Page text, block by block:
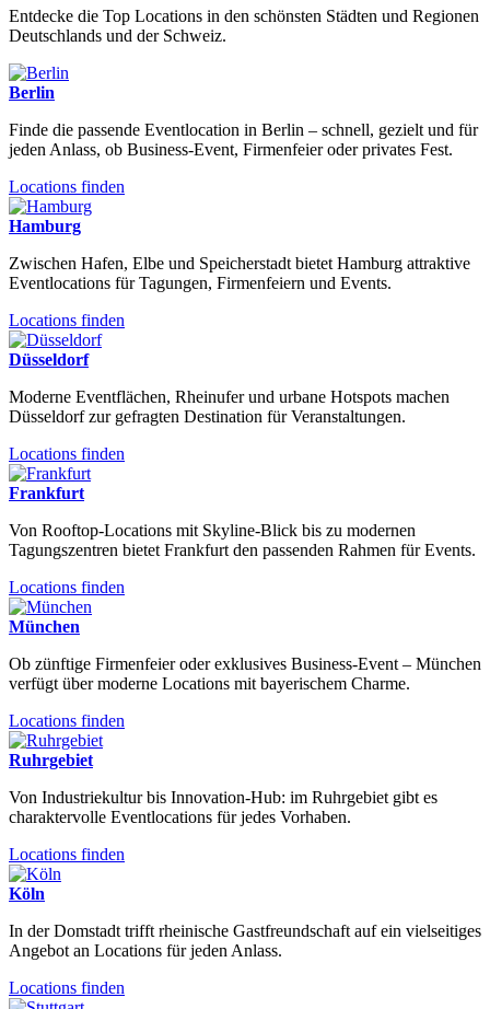
Entdecke die Top Locations in den schönsten Städten und Regionen
Deutschlands und der Schweiz.
Berlin
Finde die passende Eventlocation in Berlin – schnell, gezielt und für
jeden Anlass, ob Business-Event, Firmenfeier oder privates Fest.
Locations finden
Hamburg
Zwischen Hafen, Elbe und Speicherstadt bietet Hamburg attraktive
Eventlocations für Tagungen, Firmenfeiern und Events.
Locations finden
Düsseldorf
Moderne Eventflächen, Rheinufer und urbane Hotspots machen
Düsseldorf zur gefragten Destination für Veranstaltungen.
Locations finden
Frankfurt
Von Rooftop-Locations mit Skyline-Blick bis zu modernen
Tagungszentren bietet Frankfurt den passenden Rahmen für Events.
Locations finden
München
Ob zünftige Firmenfeier oder exklusives Business-Event – München
verfügt über moderne Locations mit bayerischem Charme.
Locations finden
Ruhrgebiet
Von Industriekultur bis Innovation-Hub: im Ruhrgebiet gibt es
charaktervolle Eventlocations für jedes Vorhaben.
Locations finden
Köln
In der Domstadt trifft rheinische Gastfreundschaft auf ein vielseitiges
Angebot an Locations für jeden Anlass.
Locations finden